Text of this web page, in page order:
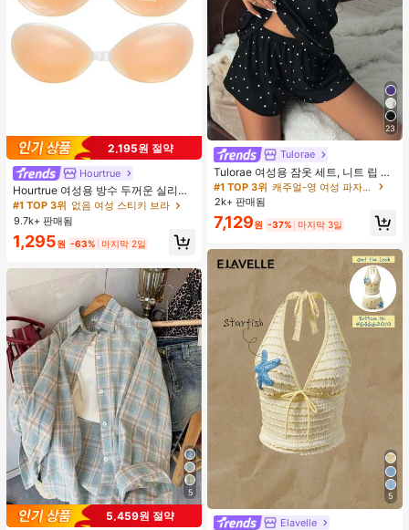
2,195원 절약
Hourtrue
Hourtrue 여성용 방수 두꺼운 실리콘
가슴 페탈, 작은 가슴 리프트업 & 푸시
인용, 웨딩 촬영 및 들러리용
#1 TOP 3위 없음 여성 스티키 브라
9.7k+ 판매됨
1,295원 -63% 마지막 2일
5
5,459원 절약
23
Tulorae
Tulorae 여성용 잠옷 세트, 니트 립 원
단, 하트 프린트 대비 레이스 트림, 로
맨틱 달콤 귀여운 섹시 캐미솔 & 반바
지 베이비돌 잠옷 세트 투피스 나이트
세트 섹시 잠옷 세트 여성용 잠옷 롬퍼
투피스 잠옷 세트 여성용 잠옷 세트 도
트 잠옷 세트 잠옷 반바지 세트 투피스
잠옷 세트 여성용 여름 세트 도트 반바
지 세트 여성용 잠옷 세트 반바지 잠옷
세트 여성용 투피스 여름 라운지 세트
#1 TOP 3위
캐주얼-영 여성 파자마 세트
2k+ 판매됨
7,129원 -37% 마지막 3일
5
Elavelle